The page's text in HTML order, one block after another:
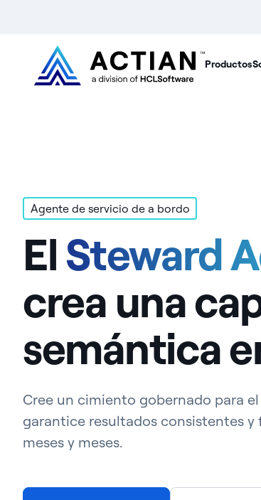
Productos
Agente de servicio de a bordo
ElSteward
crea una
semántica
Cree un cimiento gobernado para
garantice resultados consistentes y
meses y meses.